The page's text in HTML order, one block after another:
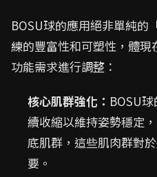
BOSU球的應用絕非單純的
練的豐富性和可塑性，體
功能需求進行調整：
核心肌群強化： BOSU
續收縮以維持姿勢穩定
底肌群，這些肌肉群對
要。